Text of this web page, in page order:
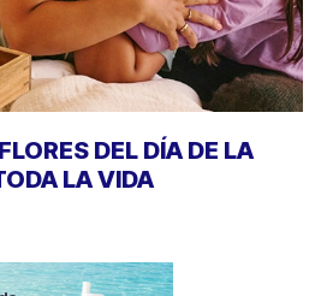
DEL DÍA DE LA
LA VIDA